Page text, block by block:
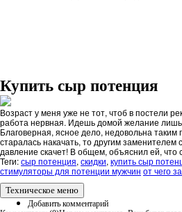
Купить сыр потенция
Возраст у меня уже не тот, чтоб в постели
работа нервная. Идешь домой желание лишь
Благоверная, ясное дело, недовольна
старалась накачать, то другим заменителем
давление скачет! В общем, объяснил ей, что
Теги:сыр потенция, скидки, купить сыр
стимуляторы для потенции мужчин от чего
Техническое меню
Добавить комментарий